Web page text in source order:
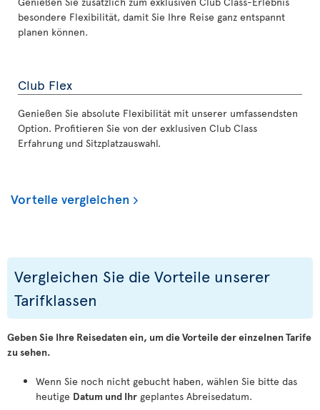
besondere Flexibilität, damit Sie Ihre Reise ganz entspannt
planen können.
Club Flex
Genießen Sie absolute Flexibilität mit unserer umfassendsten
Option. Profitieren Sie von der exklusiven Club Class
Erfahrung und Sitzplatzauswahl.
Vorteile vergleichen
Vergleichen Sie die Vorteile unserer
Tarifklassen
Geben Sie Ihre Reisedaten ein, um die Vorteile der einzelnen Tarife
zu sehen.
Wenn Sie noch nicht gebucht haben, wählen Sie bitte das
heutige Datum und Ihr geplantes Abreisedatum.